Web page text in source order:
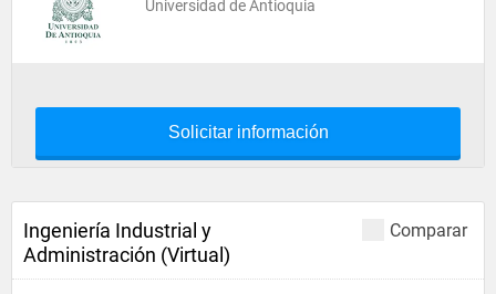
Universidad de Antioquia
Solicitar información
Comparar
Ingeniería Industrial y
Administración (Virtual)